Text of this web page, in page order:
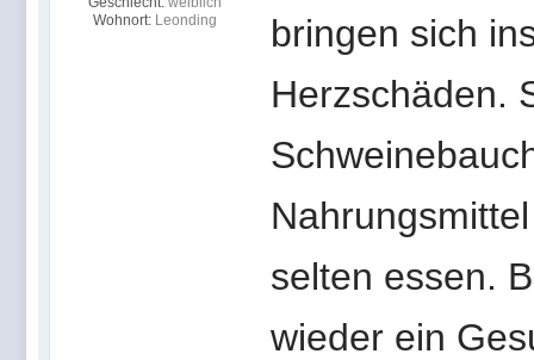
Wohnort: Leonding
bringen sich
Herzschäden.
selten essen.
wieder ein